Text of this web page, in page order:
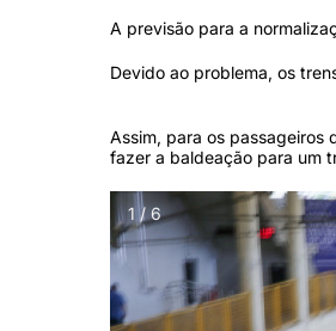
A previsão para a
Devido ao problema, os
Assim, para os passageiros
fazer a baldeação para um
1 / 6